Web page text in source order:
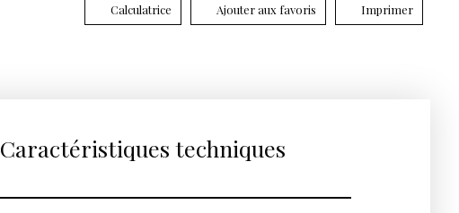
Calculatrice Ajouter aux favoris Imprimer
Caractéristiques techniques